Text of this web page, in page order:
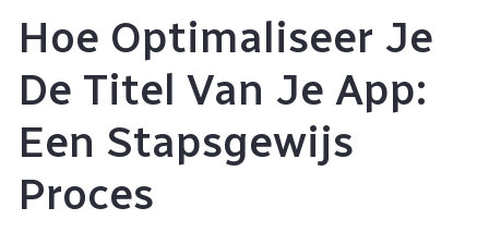
Hoe Optimaliseer Je
De Titel Van Je App:
Een Stapsgewijs
Proces